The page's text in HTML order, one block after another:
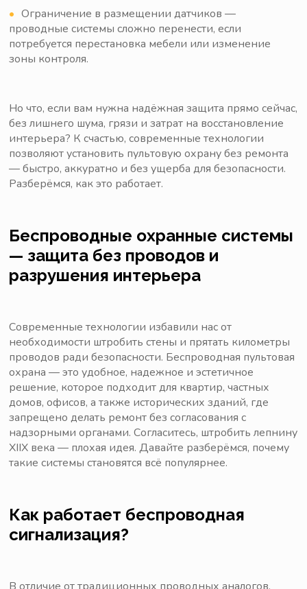
Ограничение в размещении датчиков —
проводные системы сложно перенести, если
потребуется перестановка мебели или изменение
зоны контроля.
Но что, если вам нужна надёжная защита прямо сейчас,
без лишнего шума, грязи и затрат на восстановление
интерьера? К счастью, современные технологии
позволяют установить пультовую охрану без ремонта
— быстро, аккуратно и без ущерба для безопасности.
Разберёмся, как это работает.
Беспроводные охранные системы
— защита без проводов и
разрушения интерьера
Современные технологии избавили нас от
необходимости штробить стены и прятать километры
проводов ради безопасности. Беспроводная пультовая
охрана — это удобное, надежное и эстетичное
решение, которое подходит для квартир, частных
домов, офисов, а также исторических зданий, где
запрещено делать ремонт без согласования с
надзорными органами. Согласитесь, штробить лепнину
XIIX века — плохая идея. Давайте разберёмся, почему
такие системы становятся всё популярнее.
Как работает беспроводная
сигнализация?